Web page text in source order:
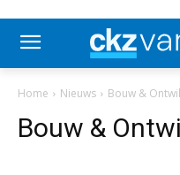
Home Nieuws Bouw &
Bouw &